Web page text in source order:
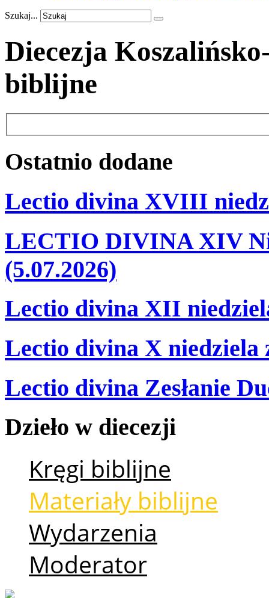
Szukaj...
Diecezja
biblijne
Ostatnio dodane
Lectio divina XVIII
LECTIO DIVINA XIV
(5.07.2026)
Lectio divina XII
Lectio divina X niedziela
Lectio divina Zesłanie
Dzieło w diecezji
Kręgi biblijne
Materiały biblijne
Wydarzenia
Moderator